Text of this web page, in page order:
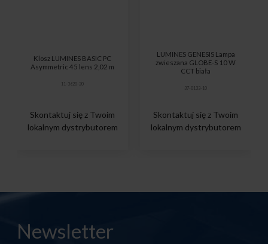
Klosz LUMINES BASIC PC
Asymmetric 45 lens 2,02 m
11-3620-20
Skontaktuj się z Twoim
lokalnym dystrybutorem
LUMINES GENESIS Lampa
zwieszana GLOBE-S 10 W
CCT biała
37-0133-10
Skontaktuj się z Twoim
lokalnym dystrybutorem
Newsletter